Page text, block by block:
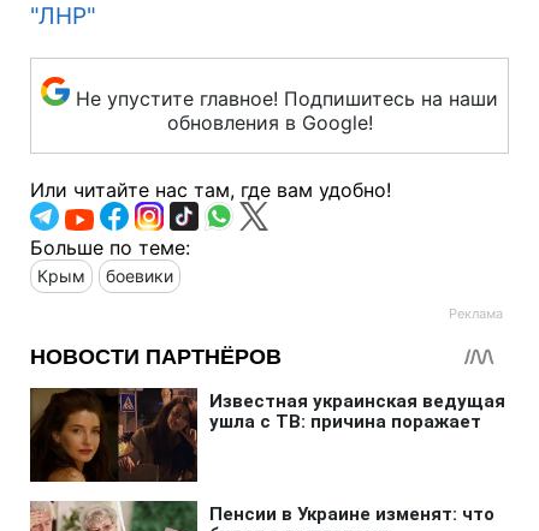
"ЛНР"
Не упустите главное! Подпишитесь на наши
обновления в Google!
Или читайте нас там, где вам удобно!
Больше по теме:
Крым боевики